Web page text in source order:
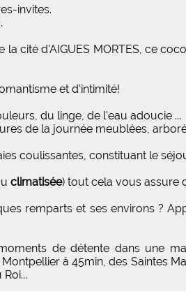
invites.
cité d'AIGUES MORTES, ce
et d'intimité!
du linge, de l'eau adoucie ...
de la journée meublées,
coulissantes, constituant le
climatisée) tout cela vous assure
remparts et ses environs ?
de détente dans une
à 45min, des Saintes